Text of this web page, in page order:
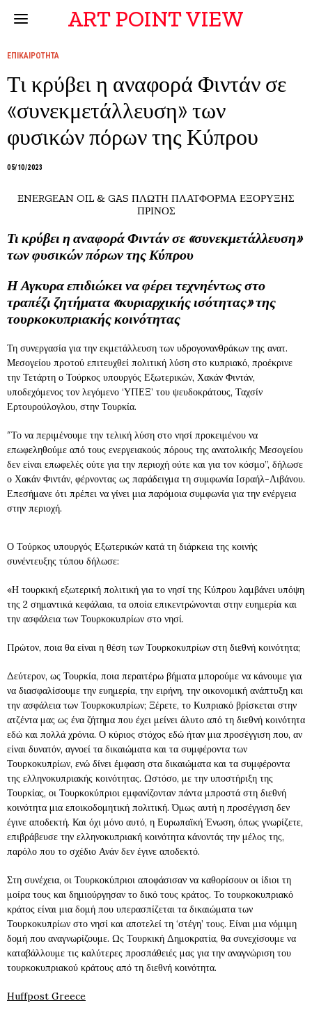
ART POINT VIEW
ΕΠΙΚΑΙΡΟΤΗΤΑ
Τι κρύβει η αναφορά Φιντάν σε
«συνεκμετάλλευση» των
φυσικών πόρων της Κύπρου
05/10/2023
ENΕRGΕAN OIL & GAS ΠΛΩΤΗ ΠΛΑΤΦΟΡΜΑ ΕΞΟΡΥΞΗΣ
ΠΡΙΝΟΣ
Τι κρύβει η αναφορά Φιντάν σε «συνεκμετάλλευση»
των φυσικών πόρων της Κύπρου
Η Αγκυρα επιδιώκει να φέρει τεχνηέντως στο
τραπέζι ζητήματα «κυριαρχικής ισότητας» της
τουρκοκυπριακής κοινότητας
Τη συνεργασία για την εκμετάλλευση των υδρογονανθράκων της ανατ.
Μεσογείου πρoτού επιτευχθεί πολιτική λύση στο κυπριακό, προέκρινε
την Τετάρτη ο Τούρκος υπουργός Εξωτερικών, Χακάν Φιντάν,
υποδεχόμενος τον λεγόμενο ‘ΥΠΕΞ’ του ψευδοκράτους, Ταχσίν
Ερτουρούλογλου, στην Τουρκία.
″Το να περιμένουμε την τελική λύση στο νησί προκειμένου να
επωφεληθούμε από τους ενεργειακούς πόρους της ανατολικής Μεσογείου
δεν είναι επωφελές ούτε για την περιοχή ούτε και για τον κόσμο”, δήλωσε
ο Χακάν Φιντάν, φέρνοντας ως παράδειγμα τη συμφωνία Ισραήλ-Λιβάνου.
Επεσήμανε ότι πρέπει να γίνει μια παρόμοια συμφωνία για την ενέργεια
στην περιοχή.
Ο Τούρκος υπουργός Εξωτερικών κατά τη διάρκεια της κοινής
συνέντευξης τύπου δήλωσε:
«Η τουρκική εξωτερική πολιτική για το νησί της Κύπρου λαμβάνει υπόψη
της 2 σημαντικά κεφάλαια, τα οποία επικεντρώνονται στην ευημερία και
την ασφάλεια των Τουρκοκυπρίων στο νησί.
Πρώτον, ποια θα είναι η θέση των Τουρκοκυπρίων στη διεθνή κοινότητα;
Δεύτερον, ως Τουρκία, ποια περαιτέρω βήματα μπορούμε να κάνουμε για
να διασφαλίσουμε την ευημερία, την ειρήνη, την οικονομική ανάπτυξη και
την ασφάλεια των Τουρκοκυπρίων; Ξέρετε, το Κυπριακό βρίσκεται στην
ατζέντα μας ως ένα ζήτημα που έχει μείνει άλυτο από τη διεθνή κοινότητα
εδώ και πολλά χρόνια. Ο κύριος στόχος εδώ ήταν μια προσέγγιση που, αν
είναι δυνατόν, αγνοεί τα δικαιώματα και τα συμφέροντα των
Τουρκοκυπρίων, ενώ δίνει έμφαση στα δικαιώματα και τα συμφέροντα
της ελληνοκυπριακής κοινότητας. Ωστόσο, με την υποστήριξη της
Τουρκίας, οι Τουρκοκύπριοι εμφανίζονταν πάντα μπροστά στη διεθνή
κοινότητα μια εποικοδομητική πολιτική. Όμως αυτή η προσέγγιση δεν
έγινε αποδεκτή. Και όχι μόνο αυτό, η Ευρωπαϊκή Ένωση, όπως γνωρίζετε,
επιβράβευσε την ελληνοκυπριακή κοινότητα κάνοντάς την μέλος της,
παρόλο που το σχέδιο Ανάν δεν έγινε αποδεκτό.
Στη συνέχεια, οι Τουρκοκύπριοι αποφάσισαν να καθορίσουν οι ίδιοι τη
μοίρα τους και δημιούργησαν το δικό τους κράτος. Το τουρκοκυπριακό
κράτος είναι μια δομή που υπερασπίζεται τα δικαιώματα των
Τουρκοκυπρίων στο νησί και αποτελεί τη ‘στέγη’ τους. Είναι μια νόμιμη
δομή που αναγνωρίζουμε. Ως Τουρκική Δημοκρατία, θα συνεχίσουμε να
καταβάλλουμε τις καλύτερες προσπάθειές μας για την αναγνώριση του
τουρκοκυπριακού κράτους από τη διεθνή κοινότητα.
Huffpost Greece